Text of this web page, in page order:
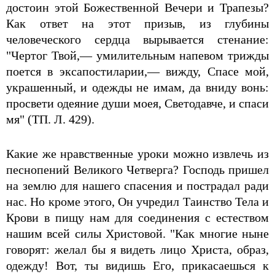
достоин этой Божественной Вечери и Трапезы?
Как ответ на этот призыв, из глубины
человеческого сердца вырывается стенание:
"Чертог Твой,— умилительным напевом трижды
поется в эксапостиларии,— вижду, Спасе мой,
украшенный, и одежды не имам, да вниду вонь:
просвети одеяние души моея, Светодавче, и спаси
мя" (ТП. Л. 429).
Какие же нравственные уроки можно извлечь из
песнопений Великого Четверга? Господь пришел
на землю для нашего спасения и пострадал ради
нас. Но кроме этого, Он учредил Таинство Тела и
Крови в пищу нам для соединения с естеством
нашим всей силы Христовой. "Как многие ныне
говорят: желал бы я видеть лицо Христа, образ,
одежду! Вот, ты видишь Его, прикасаешься к